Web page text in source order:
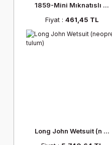
1859-Mini Mıknatıslı ...
Fiyat : 461,45 TL
Long John Wetsuit (n ...